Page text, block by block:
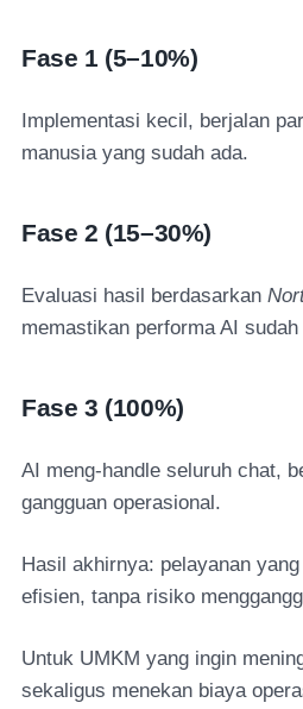
Fase 1 (5–10%)
Implementasi kecil, berjalan
manusia yang sudah ada.
Fase 2 (15–30%)
Evaluasi hasil berdasarkan
memastikan performa AI
Fase 3 (100%)
AI meng-handle seluruh chat,
gangguan operasional.
Hasil akhirnya: pelayanan
efisien, tanpa risiko
Untuk UMKM yang ingin
sekaligus menekan biaya